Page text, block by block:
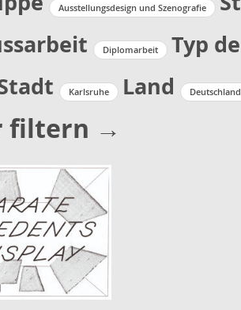
Ausstellungsdesign und Szenografie
Diplomarbeit Typ
Karlsruhe Land Deutschland
filtern →